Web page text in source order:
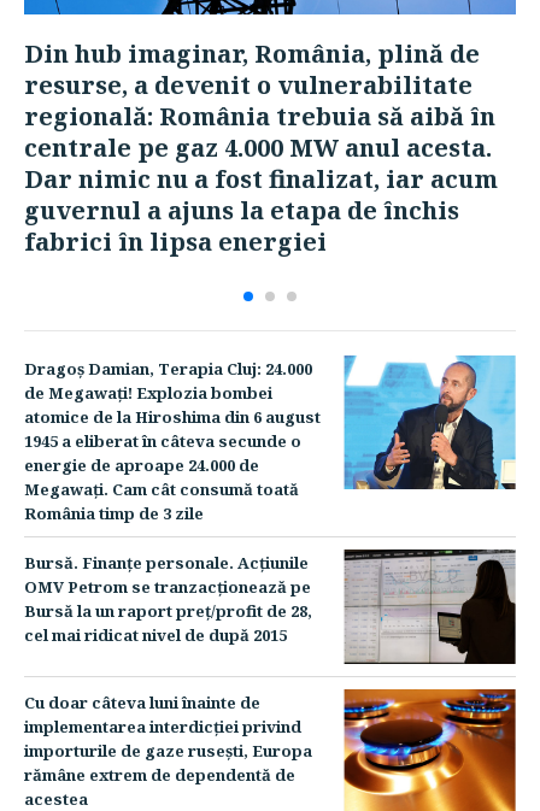
Din hub imaginar, România, plină de
resurse, a devenit o vulnerabilitate
regională: România trebuia să aibă în
centrale pe gaz 4.000 MW anul acesta.
Dar nimic nu a fost finalizat, iar acum
guvernul a ajuns la etapa de închis
fabrici în lipsa energiei
Dragoş Damian, Terapia Cluj: 24.000
de Megawaţi! Explozia bombei
atomice de la Hiroshima din 6 august
1945 a eliberat în câteva secunde o
energie de aproape 24.000 de
Megawaţi. Cam cât consumă toată
România timp de 3 zile
Bursă. Finanţe personale. Acţiunile
OMV Petrom se tranzacţionează pe
Bursă la un raport preţ/profit de 28,
cel mai ridicat nivel de după 2015
Cu doar câteva luni înainte de
implementarea interdicţiei privind
importurile de gaze ruseşti, Europa
rămâne extrem de dependentă de
acestea